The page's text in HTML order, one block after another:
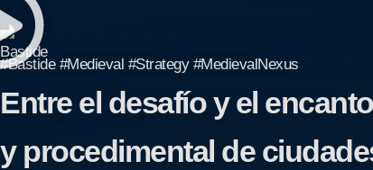
#Bastide #Medieval #Strategy #MedievalNexus
Entre el desafío y el
y procedimental de